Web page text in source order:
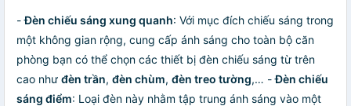
-Đèn chiếu sáng xung quanh: Với mục đích chiếu sáng trong
một không gian rộng, cung cấp ánh sáng cho toàn bộ căn
phòng bạn có thể chọn các thiết bị đèn chiếu sáng từ trên
cao như đèn trần, đèn chùm, đèn treo tường,… -Đèn chiếu
sáng điểm: Loại đèn này nhằm tập trung ánh sáng vào một